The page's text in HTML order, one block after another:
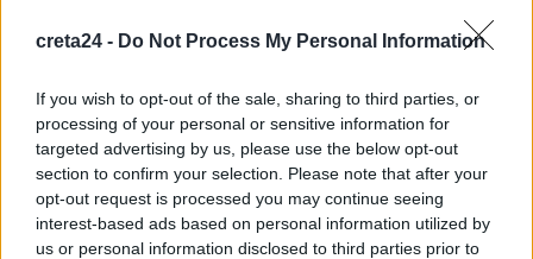
creta24 - Do Not Process My Personal Information
If you wish to opt-out of the sale, sharing to third parties, or
processing of your personal or sensitive information for
targeted advertising by us, please use the below opt-out
section to confirm your selection. Please note that after your
opt-out request is processed you may continue seeing
interest-based ads based on personal information utilized by
us or personal information disclosed to third parties prior to
εγκέφαλο
Επίδομα €391 από τον ΟΠΕΚΑ, χωρίς εισοδηματικά κριτήρια:
Η προϋπόθεση
8 Αυγούστου, 2026
Θεατρική αφήγηση «Έρευσεν ύδωρ» στο Δημοτικό Σχολείο